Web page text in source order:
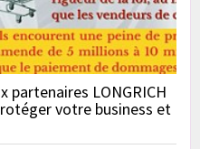
LONGRICH
votre business et